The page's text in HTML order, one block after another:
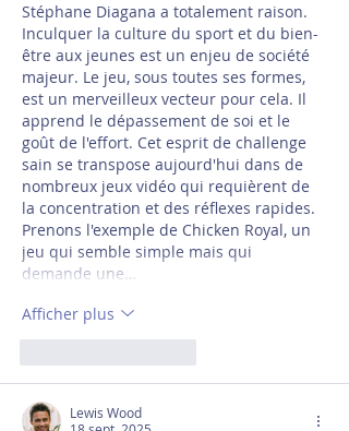
Stéphane Diagana a totalement raison.
Inculquer la culture du sport et du bien-
être aux jeunes est un enjeu de société
majeur. Le jeu, sous toutes ses formes,
est un merveilleux vecteur pour cela. Il
apprend le dépassement de soi et le
goût de l'effort. Cet esprit de challenge
sain se transpose aujourd'hui dans de
nombreux jeux vidéo qui requièrent de
la concentration et des réflexes rapides.
Prenons l'exemple de Chicken Royal, un
jeu qui semble simple mais qui
demande une…
Afficher plus
Lewis Wood